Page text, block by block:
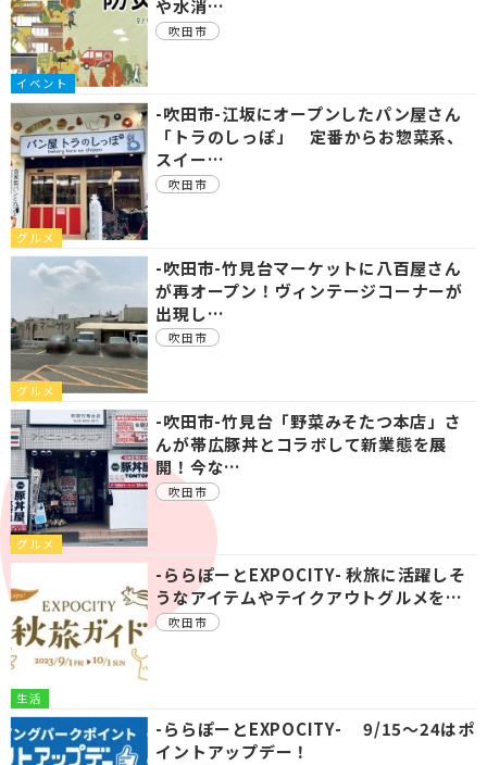
イベント
や水消…
吹田市
グルメ
-吹田市-江坂にオープンしたパン屋さん
「トラのしっぽ」 定番からお惣菜系、
スイー…
吹田市
グルメ
-吹田市-竹見台マーケットに八百屋さん
が再オープン！ヴィンテージコーナーが
出現し…
吹田市
グルメ
-吹田市-竹見台「野菜みそたつ本店」さ
んが帯広豚丼とコラボして新業態を展
開！今な…
吹田市
生活
-ららぽーとEXPOCITY- 秋旅に活躍しそ
うなアイテムやテイクアウトグルメを…
吹田市
-ららぽーとEXPOCITY- 9/15～24はポ
イントアップデー！